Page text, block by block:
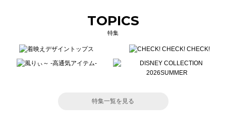
TOPICS
特集
特集一覧を見る